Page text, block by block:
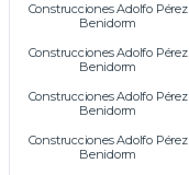
Construcciones Adolfo Pérez
Benidorm
Construcciones Adolfo Pérez
Benidorm
Construcciones Adolfo Pérez
Benidorm
Construcciones Adolfo Pérez
Benidorm